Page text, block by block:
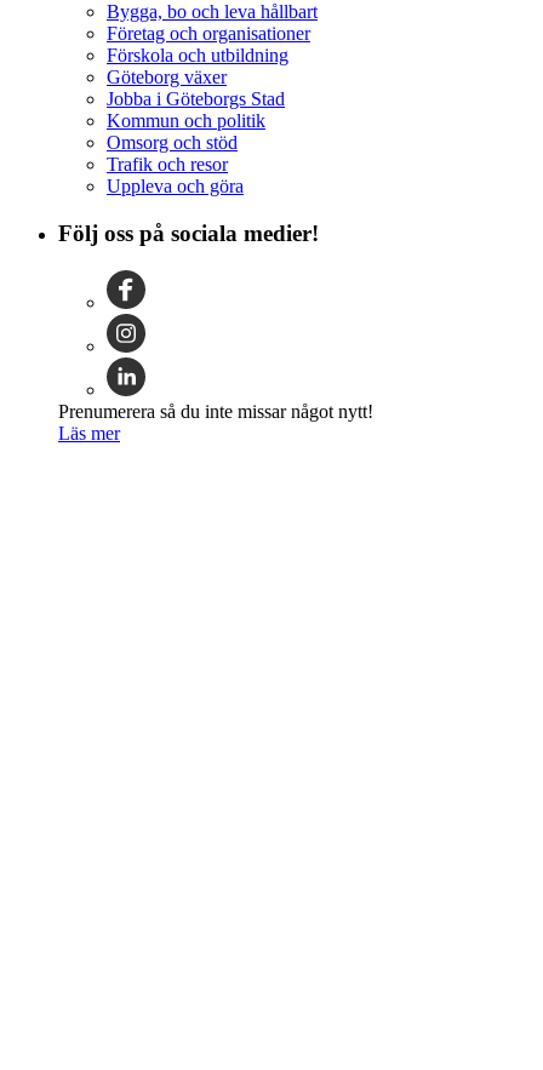
Bygga, bo och leva hållbart
Företag och organisationer
Förskola och utbildning
Göteborg växer
Jobba i Göteborgs Stad
Kommun och politik
Omsorg och stöd
Trafik och resor
Uppleva och göra
Följ oss på sociala medier!
Prenumerera så du inte missar något nytt!
Läs mer